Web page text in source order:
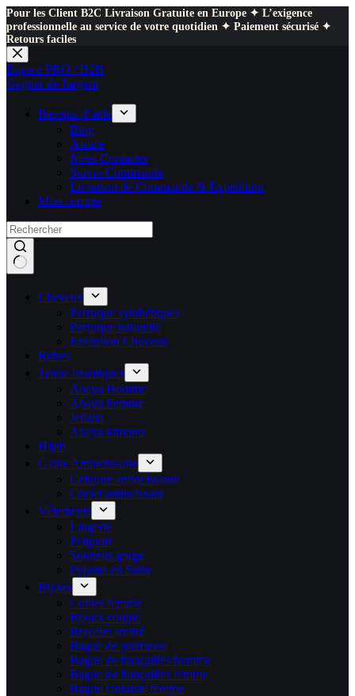
Pour les Client B2C Livraison Gratuite en Europe ✦ L’exigence
professionnelle au service de votre quotidien ✦ Paiement sécurisé ✦
Retours faciles
Passer
au
contenu
Espace PRO / B2B
Gagner de l'argent
Besoins d’aide
Blog
Astuce
Nous Contacter
Suivre Commande
Livraison de Commande & Expédition
Mon compte
Cheveux
Perruque synthétiques
Perruque naturelle
Extension Cheveux
Robes
Tenue islamiques
Abaya Homme
Abaya Femme
Jellaba
Abaya kimono
Hijab
Gaine Amincissante
Ceinture amincissante
Corset amincissant
Vêtements
Lingerie
Peignoir
Soutiens gorge
Pyjama en Satin
Bijoux
Collier femme
Bijoux couple
Bracelet amitié
Bague de promesse
Bague de fiançailles homme
Bague de fiançailles femme
Bague fantaisie femme